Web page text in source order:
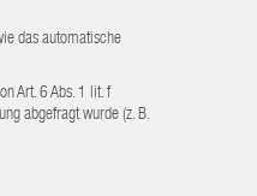
das automatische
Art. 6 Abs. 1 lit. f
abgefragt wurde (z. B.